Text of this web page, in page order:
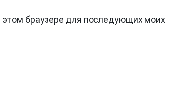
браузере для последующих моих